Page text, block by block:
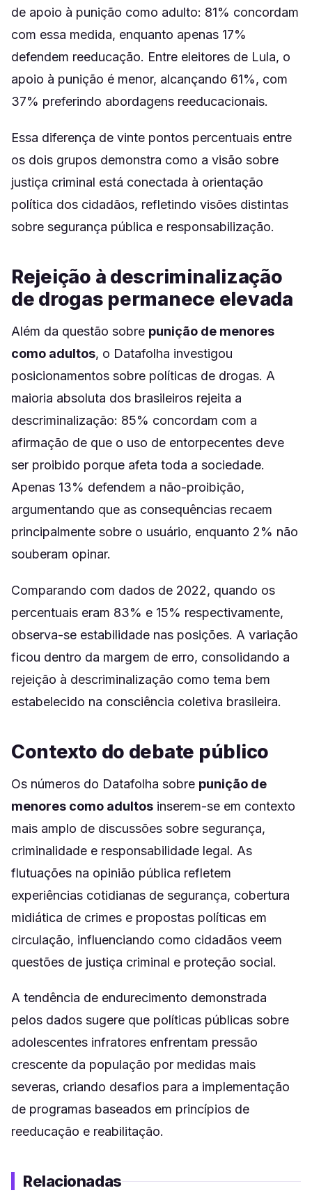
de apoio à punição como adulto: 81% concordam
com essa medida, enquanto apenas 17%
defendem reeducação. Entre eleitores de Lula, o
apoio à punição é menor, alcançando 61%, com
37% preferindo abordagens reeducacionais.
Essa diferença de vinte pontos percentuais entre
os dois grupos demonstra como a visão sobre
justiça criminal está conectada à orientação
política dos cidadãos, refletindo visões distintas
sobre segurança pública e responsabilização.
Rejeição à descriminalização
de drogas permanece elevada
Além da questão sobre punição de menores
como adultos, o Datafolha investigou
posicionamentos sobre políticas de drogas. A
maioria absoluta dos brasileiros rejeita a
descriminalização: 85% concordam com a
afirmação de que o uso de entorpecentes deve
ser proibido porque afeta toda a sociedade.
Apenas 13% defendem a não-proibição,
argumentando que as consequências recaem
principalmente sobre o usuário, enquanto 2% não
souberam opinar.
Comparando com dados de 2022, quando os
percentuais eram 83% e 15% respectivamente,
observa-se estabilidade nas posições. A variação
ficou dentro da margem de erro, consolidando a
rejeição à descriminalização como tema bem
estabelecido na consciência coletiva brasileira.
Contexto do debate público
Os números do Datafolha sobre punição de
menores como adultos inserem-se em contexto
mais amplo de discussões sobre segurança,
criminalidade e responsabilidade legal. As
flutuações na opinião pública refletem
experiências cotidianas de segurança, cobertura
midiática de crimes e propostas políticas em
circulação, influenciando como cidadãos veem
questões de justiça criminal e proteção social.
A tendência de endurecimento demonstrada
pelos dados sugere que políticas públicas sobre
adolescentes infratores enfrentam pressão
crescente da população por medidas mais
severas, criando desafios para a implementação
de programas baseados em princípios de
reeducação e reabilitação.
Relacionadas